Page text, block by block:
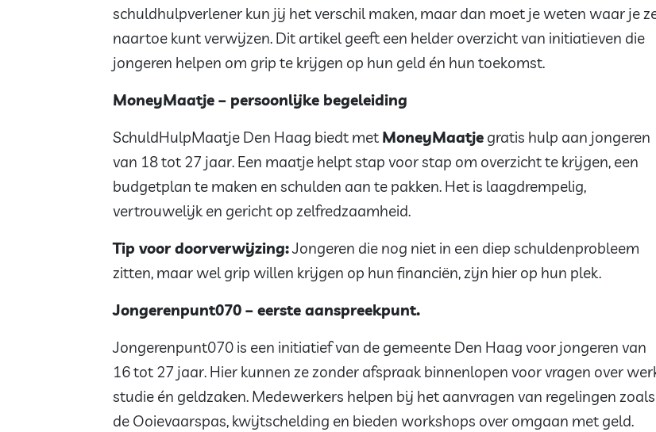
schuldhulpverlener kun jij het verschil maken, maar dan moet je weten waar je
naartoe kunt verwijzen. Dit artikel geeft een helder overzicht van initiatieven die
jongeren helpen om grip te krijgen op hun geld én hun toekomst.
MoneyMaatje – persoonlijke begeleiding
SchuldHulpMaatje Den Haag biedt met MoneyMaatje gratis hulp aan jongeren
van 18 tot 27 jaar. Een maatje helpt stap voor stap om overzicht te krijgen, een
budgetplan te maken en schulden aan te pakken. Het is laagdrempelig,
vertrouwelijk en gericht op zelfredzaamheid.
Tip voor doorverwijzing:Jongeren die nog niet in een diep schuldenprobleem
zitten, maar wel grip willen krijgen op hun financiën, zijn hier op hun plek.
Jongerenpunt070 – eerste aanspreekpunt.
Jongerenpunt070 is een initiatief van de gemeente Den Haag voor jongeren van
16 tot 27 jaar. Hier kunnen ze zonder afspraak binnenlopen voor vragen over
studie én geldzaken. Medewerkers helpen bij het aanvragen van regelingen zoals
de Ooievaarspas, kwijtschelding en bieden workshops over omgaan met geld.